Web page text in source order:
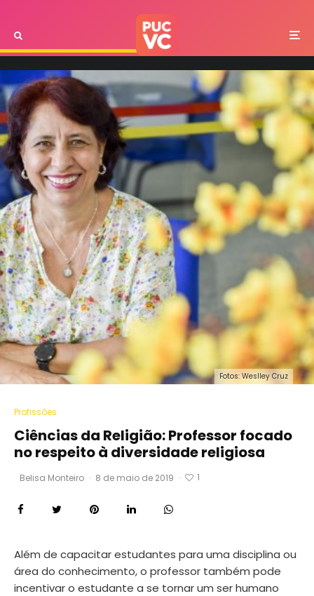
Fotos: Weslley Cruz
Profissões
Ciências da Religião: Professor focado
no respeito à diversidade religiosa
Belisa Monteiro · 8 de maio de 2019 · 1
Além de capacitar estudantes para uma disciplina ou
área do conhecimento, o professor também pode
incentivar o estudante a se tornar um ser humano